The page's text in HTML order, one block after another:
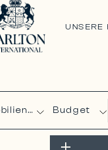
UNSERE
Budget